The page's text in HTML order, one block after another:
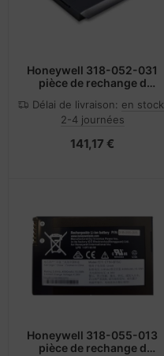
Honeywell 318-052-031
pièce de rechange d
Batterie
Délai de livraison: en stock,
2-4 journées
141,17 €
Honeywell 318-055-013
pièce de rechange d